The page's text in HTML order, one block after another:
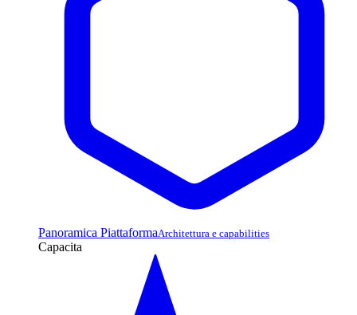
Panoramica PiattaformaArchitettura e capabilities
Capacita